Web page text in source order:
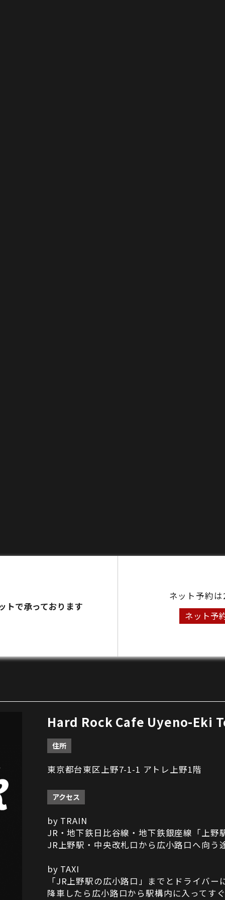
トで承っております
ネット予約
ネット予
Hard Rock Cafe Uyeno-Eki
住所
東京都台東区上野7-1-1 アトレ上野1階
アクセス
by TRAIN
JR・地下鉄日比谷線・地下鉄銀座線「上野
JR上野駅・中央改札口から広小路口へ向う
by TAXI
「JR上野駅の広小路口」までとドライバー
降車したら広小路口から駅構内に入ってす